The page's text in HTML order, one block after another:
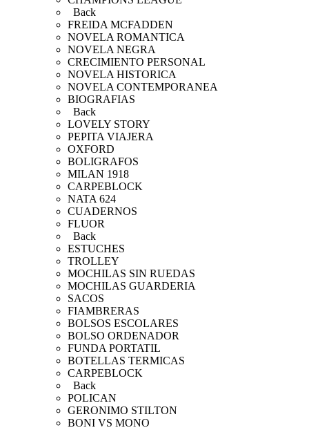
Back
FREIDA MCFADDEN
NOVELA ROMANTICA
NOVELA NEGRA
CRECIMIENTO PERSONAL
NOVELA HISTORICA
NOVELA CONTEMPORANEA
BIOGRAFIAS
Back
LOVELY STORY
PEPITA VIAJERA
OXFORD
BOLIGRAFOS
MILAN 1918
CARPEBLOCK
NATA 624
CUADERNOS
FLUOR
Back
ESTUCHES
TROLLEY
MOCHILAS SIN RUEDAS
MOCHILAS GUARDERIA
SACOS
FIAMBRERAS
BOLSOS ESCOLARES
BOLSO ORDENADOR
FUNDA PORTATIL
BOTELLAS TERMICAS
CARPEBLOCK
Back
POLICAN
GERONIMO STILTON
BONI VS MONO